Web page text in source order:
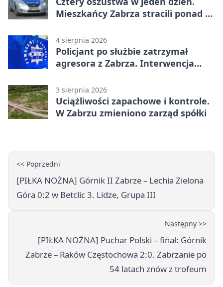
Mieszkańcy Zabrza stracili ponad 6
4 sierpnia 2026
Policjant po służbie zatrzymał
agresora z Zabrza. Interwencja
3 sierpnia 2026
Uciążliwości zapachowe i kontrole.
W Zabrzu zmieniono zarząd spółki
<< Poprzedni
[PIŁKA NOŻNA] Górnik II Zabrze – Lechia Zielona
Góra 0:2 w Betclic 3. Lidze, Grupa III
Następny >>
[PIŁKA NOŻNA] Puchar Polski – finał: Górnik
Zabrze – Raków Częstochowa 2:0. Zabrzanie po
54 latach znów z trofeum